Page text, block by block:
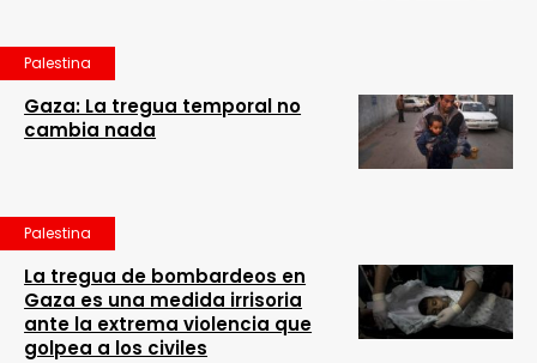
Palestina
Gaza: La tregua temporal no
cambia nada
Palestina
La tregua de bombardeos en
Gaza es una medida irrisoria
ante la extrema violencia que
golpea a los civiles